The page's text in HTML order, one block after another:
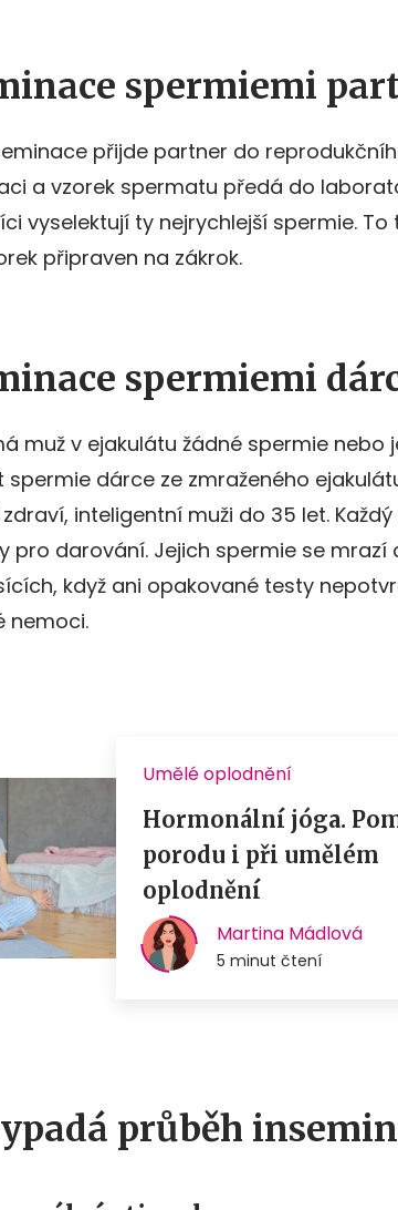
spermiemi
přijde partner do
a vzorek spermatu předá do
vyselektují ty nejrychlejší spermie. To
připraven na zákrok.
spermiemi
muž v ejakulátu žádné spermie nebo
spermie dárce ze zmraženého
inteligentní muži do 35 let.
pro darování. Jejich spermie se mrazí
když ani opakované testy
nemoci.
průběh